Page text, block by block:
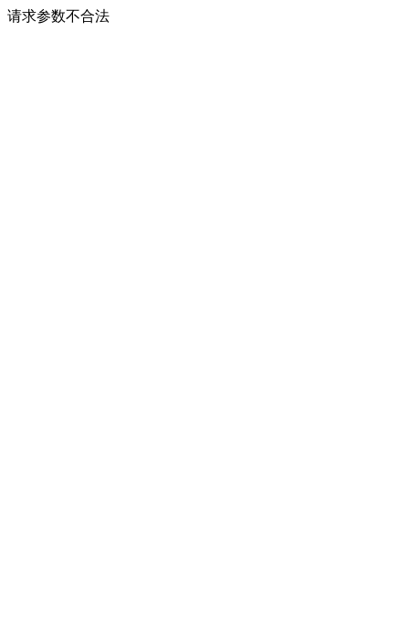
请求参数不合法